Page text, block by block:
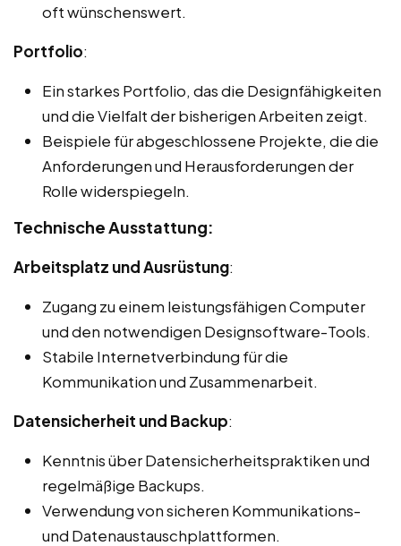
oft wünschenswert.
Portfolio:
Ein starkes Portfolio, das die Designfähigkeiten
und die Vielfalt der bisherigen Arbeiten zeigt.
Beispiele für abgeschlossene Projekte, die die
Anforderungen und Herausforderungen der
Rolle widerspiegeln.
Technische Ausstattung:
Arbeitsplatz und Ausrüstung:
Zugang zu einem leistungsfähigen Computer
und den notwendigen Designsoftware-Tools.
Stabile Internetverbindung für die
Kommunikation und Zusammenarbeit.
Datensicherheit und Backup:
Kenntnis über Datensicherheitspraktiken und
regelmäßige Backups.
Verwendung von sicheren Kommunikations-
und Datenaustauschplattformen.